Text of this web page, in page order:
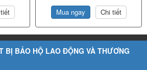
Mua ngay Chi tiết
BỊ BẢO HỘ LAO ĐỘNG VÀ THƯƠNG